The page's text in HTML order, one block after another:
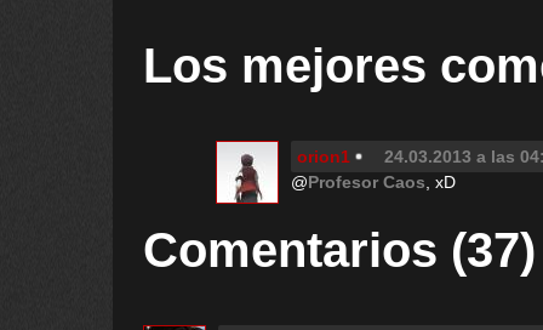
Los mejores
orion1
24.03.2013 a las
@Profesor Caos , xD
Comentarios (37)